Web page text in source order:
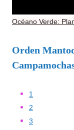
Océano Verde:
Orden
1
2
3